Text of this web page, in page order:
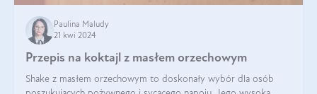
Paulina Maludy
21 kwi 2024
Przepis na koktajl z masłem orzechowym
Shake z masłem orzechowym to doskonały wybór dla osób